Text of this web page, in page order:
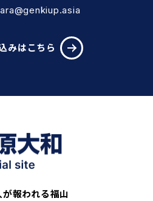
みはこちら
報われる福山